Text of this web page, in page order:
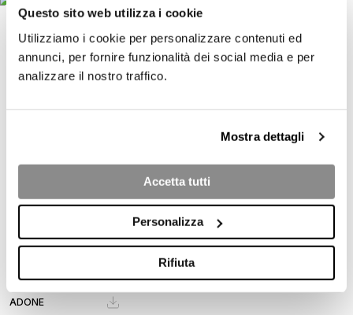
Questo sito web utilizza i cookie
Utilizziamo i cookie per personalizzare contenuti ed
annunci, per fornire funzionalità dei social media e per
analizzare il nostro traffico.
Mostra dettagli
Accetta tutti
Personalizza
Rifiuta
PRODOTTI CORRELATI
ADONE